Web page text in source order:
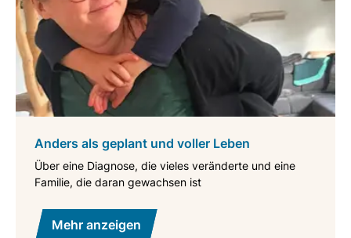
Anders als geplant und voller Leben
Über eine Diagnose, die vieles veränderte und eine
Familie, die daran gewachsen ist
Mehr anzeigen